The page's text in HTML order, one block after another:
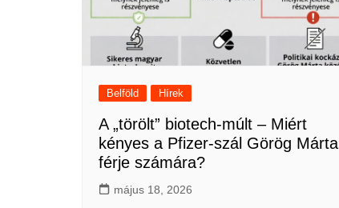
Belföld Hírek
A „törölt” biotech-múlt – Miért
kényes a Pfizer-szál Görög Márta
férje számára?
május 18, 2026